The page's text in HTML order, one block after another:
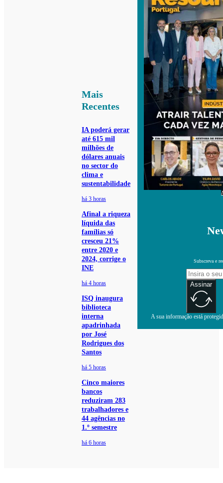
Mais
Recentes
IA poderá gerar
até 615 mil
milhões de
dólares anuais
no sector do
clima e
sustentabilidade
há 3 horas
Afinal a riqueza
líquida das
famílias só
cresceu 21%
entre 2020 e
2024, corrige o
INE
há 4 horas
ISQ inaugura
biblioteca
interna
apadrinhada
por José
Rodrigues dos
Santos
há 5 horas
Cinco maiores
bancos
reduziram 283
trabalhadores e
44 agências no
1.º semestre
há 6 horas
Subscreva e
Assinar
A sua informação está